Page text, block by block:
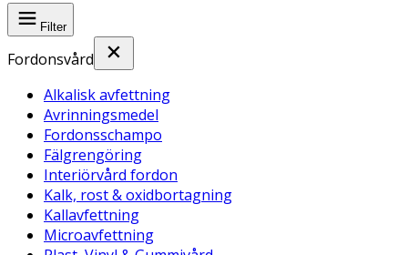
Filter
Fordonsvård
Alkalisk avfettning
Avrinningsmedel
Fordonsschampo
Fälgrengöring
Interiörvård fordon
Kalk, rost & oxidbortagning
Kallavfettning
Microavfettning